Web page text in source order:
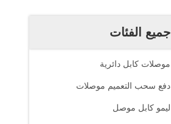
جميع الفئات
موصلات كابل دائرية
دفع سحب التعميم موصلات
ليمو كابل موصل